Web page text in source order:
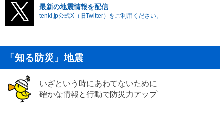
最新の地震情報を配信
tenki.jp公式X（旧Twitter）をご利用ください。
「知る防災」地震
いざという時にあわてないために
確かな情報と行動で防災力アップ